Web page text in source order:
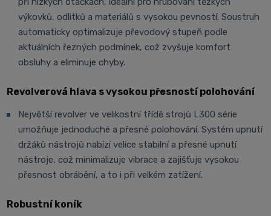
výkovků, odlitků a materiálů s vysokou pevností. Soustruh
automaticky optimalizuje převodový stupeň podle
aktuálních řezných podmínek, což zvyšuje komfort
obsluhy a eliminuje chyby.
Revolverová hlava s vysokou přesností polohování
Největší revolver ve velikostní třídě strojů L300 série
umožňuje jednoduché a přesné polohování. Systém upnutí
držáků nástrojů nabízí velice stabilní a přesné upnutí
nástroje, což minimalizuje vibrace a zajišťuje vysokou
přesnost obrábění, a to i při velkém zatížení.
Robustní koník